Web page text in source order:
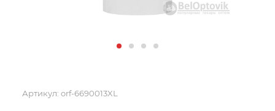
Артикул: orf-6690013XL